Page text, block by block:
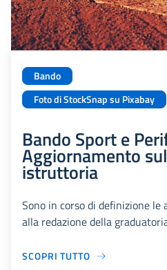
Bando
Foto di StockSnap su Pixabay
Bando Sport e
Aggiornamento
istruttoria
Sono in corso di definizione
alla redazione della
SCOPRI TUTTO